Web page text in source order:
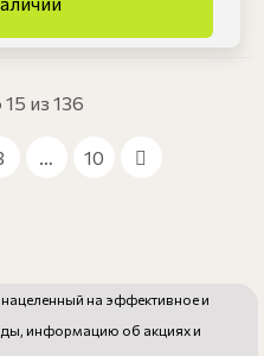
из 136
… 10
на эффективное и
информацию об акциях и